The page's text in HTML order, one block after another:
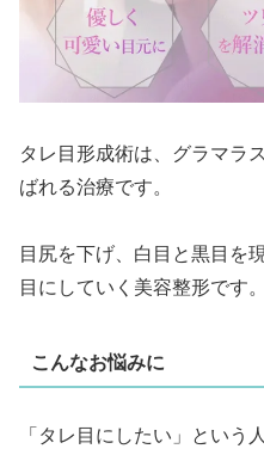
タレ目形成術は、グラマラ
ばれる治療です。
目尻を下げ、白目と黒目を
目にしていく美容整形です。
こんなお悩みに
「タレ目にしたい」という